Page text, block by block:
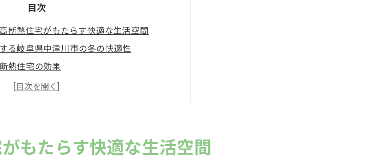
目次
断熱住宅がもたらす快適な生活空間
る岐阜県中津川市の冬の快適性
熱住宅の効果
の高断熱技術
ルを叶える高断熱住宅
の質を向上させる方法
り切る！岐阜県中津川市の実例
もたらす快適な生活空間